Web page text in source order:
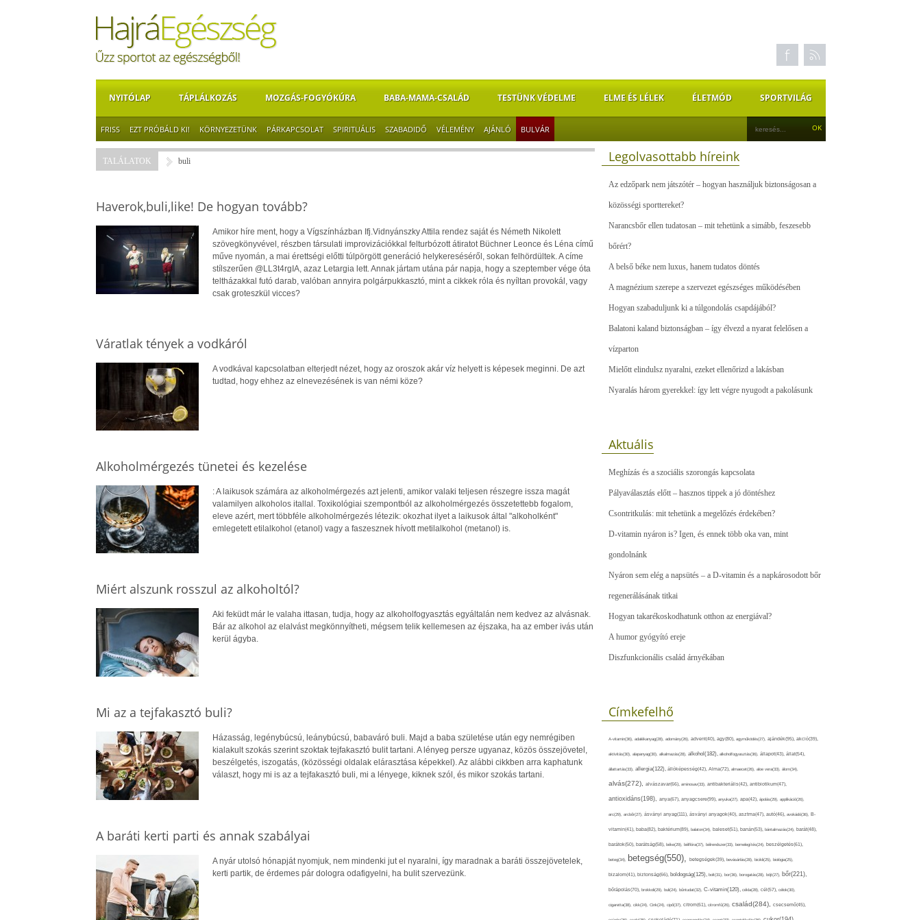
NYITÓLAP TÁPLÁLKOZÁS MOZGÁS-FOGYÓKÚRA BABA-MAMA-CSALÁD TESTÜNK VÉDELME ELME ÉS LÉLEK ÉLETMÓD SPORTVILÁG
FRISS EZT PRÓBÁLD KI! KÖRNYEZETÜNK PÁRKAPCSOLAT SPIRITUÁLIS SZABADIDŐ VÉLEMÉNY AJÁNLÓ BULVÁR
TALÁLATOK buli
Haverok,buli,like! De hogyan tovább?
Amikor híre ment, hogy a Vígszínházban Ifj.Vidnyánszky Attila rendez saját és Németh Nikolett
szövegkönyvével, részben társulati improvizációkkal felturbózott átiratot Büchner Leonce és Léna című
műve nyomán, a mai érettségi előtti túlpörgött generáció helykereséséről, sokan felhördültek. A címe
stílszerűen @LL3t4rgIA, azaz Letargia lett. Annak jártam utána pár napja, hogy a szeptember vége óta
teltházakkal futó darab, valóban annyira polgárpukkasztó, mint a cikkek róla és nyíltan provokál, vagy
csak groteszkül vicces?
Váratlak tények a vodkáról
A vodkával kapcsolatban elterjedt nézet, hogy az oroszok akár víz helyett is képesek meginni. De azt
tudtad, hogy ehhez az elnevezésének is van némi köze?
Alkoholmérgezés tünetei és kezelése
: A laikusok számára az alkoholmérgezés azt jelenti, amikor valaki teljesen részegre issza magát
valamilyen alkoholos itallal. Toxikológiai szempontból az alkoholmérgezés összetettebb fogalom,
eleve azért, mert többféle alkoholmérgezés létezik: okozhat ilyet a laikusok által "alkoholként"
emlegetett etilalkohol (etanol) vagy a faszesznek hívott metilalkohol (metanol) is.
Miért alszunk rosszul az alkoholtól?
Aki feküdt már le valaha ittasan, tudja, hogy az alkoholfogyasztás egyáltalán nem kedvez az alvásnak.
Bár az alkohol az elalvást megkönnyítheti, mégsem telik kellemesen az éjszaka, ha az ember ivás után
kerül ágyba.
Mi az a tejfakasztó buli?
Házasság, legénybúcsú, leánybúcsú, babaváró buli. Majd a baba születése után egy nemrégiben
kialakult szokás szerint szoktak tejfakasztó bulit tartani. A lényeg persze ugyanaz, közös összejövetel,
beszélgetés, iszogatás, (közösségi oldalak elárasztása képekkel). Az alábbi cikkben arra kaphatunk
választ, hogy mi is az a tejfakasztó buli, mi a lényege, kiknek szól, és mikor szokás tartani.
A baráti kerti parti és annak szabályai
A nyár utolsó hónapját nyomjuk, nem mindenki jut el nyaralni, így maradnak a baráti összejövetelek,
kerti partik, de érdemes pár dologra odafigyelni, ha bulit szervezünk.
Legolvasottabb híreink
Az edzőpark nem játszótér – hogyan használjuk biztonságosan a
közösségi sporttereket?
Narancsbőr ellen tudatosan – mit tehetünk a simább, feszesebb
bőrért?
A belső béke nem luxus, hanem tudatos döntés
A magnézium szerepe a szervezet egészséges működésében
Hogyan szabaduljunk ki a túlgondolás csapdájából?
Balatoni kaland biztonságban – így élvezd a nyarat felelősen a
vízparton
Mielőtt elindulsz nyaralni, ezeket ellenőrizd a lakásban
Nyaralás három gyerekkel: így lett végre nyugodt a pakolásunk
Aktuális
Meghízás és a szociális szorongás kapcsolata
Pályaválasztás előtt – hasznos tippek a jó döntéshez
Csontritkulás: mit tehetünk a megelőzés érdekében?
D-vitamin nyáron is? Igen, és ennek több oka van, mint
gondolnánk
Nyáron sem elég a napsütés – a D-vitamin és a napkárosodott bőr
regenerálásának titkai
Hogyan takarékoskodhatunk otthon az energiával?
A humor gyógyító ereje
Diszfunkcionális család árnyékában
Címkefelhő
A-vitamin(36), adalékanyag(28), adomány(26), advent(40), agy(80), agyműködés(27), ajándék(95), akció(39),
aktivitás(30), alapanyag(30), alkalmazás(28), alkohol(182), alkoholfogyasztás(36), állapot(43), állat(54),
állattartás(33), allergia(122), állóképesség(42), Alma(72), almaecet(26), aloe vera(33), álom(34),
alvás(272), alvászavar(66), aminosav(33), antibakteriális(42), antibiotikum(47),
antioxidáns(198), anya(67), anyagcsere(99), anyuka(27), apa(42), ápolás(29), applikáció(26),
arc(29), arcbőr(27), ásványi anyag(111), ásványi anyagok(40), asztma(47), autó(46), avokádó(36), B-
vitamin(41), baba(82), baktérium(89), balaton(34), baleset(51), banán(53), bántalmazás(24), barát(48),
barátok(50), barátság(58), béke(29), bélflóra(37), bélrendszer(33), bemelegítés(24), beszélgetés(61),
beteg(34), betegség(550), betegségek(39), bevásárlás(28), bicikli(25), biológia(25),
bizalom(41), biztonság(66), boldogság(125), bolt(31), bor(36), borogatás(28), böjt(27), bőr(221),
bőrápolás(70), brokkoli(29), buli(24), bűntudat(32), C-vitamin(120), cékla(28), cél(57), célok(30),
cigaretta(38), cikk(24), Cink(24), cipő(37), citrom(61), citromfű(26), család(284), csecsemő(45),